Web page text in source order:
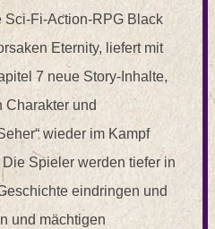
Sci-Fi-Action-RPG Black
Eternity, liefert mit
7 neue Story-Inhalte,
Charakter und
wieder im Kampf
Spieler werden tiefer in
eindringen und
und mächtigen